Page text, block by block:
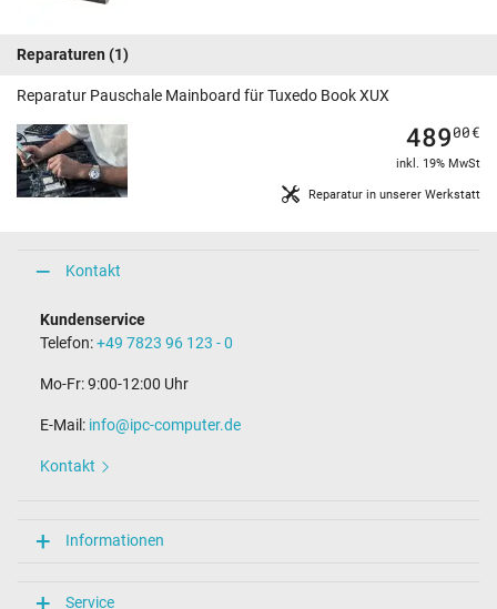
Reparaturen (1)
Reparatur Pauschale Mainboard für Tuxedo Book XUX
Reparatur in unserer Werkstatt
48900€
inkl. 19% MwSt
Kontakt
Kundenservice
Telefon:+49 7823 96 123 - 0
Mo-Fr: 9:00-12:00 Uhr
E-Mail: info@ipc-computer.de
Kontakt
Informationen
Service